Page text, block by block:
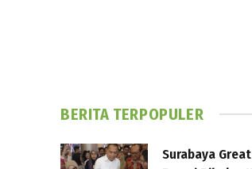
BERITA TERPOPULER
Surabaya